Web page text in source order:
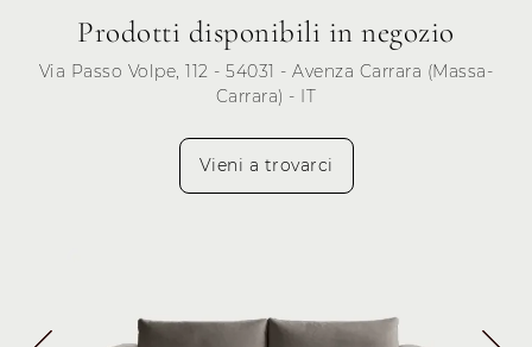
Prodotti disponibili in negozio
Via Passo Volpe, 112 - 54031 - Avenza Carrara (Massa-
Carrara) - IT
Vieni a trovarci